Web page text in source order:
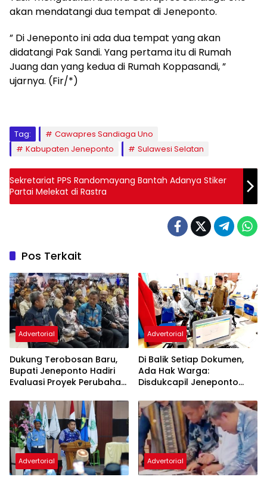
akan mendatangi dua tempat di Jeneponto.
” Di Jeneponto ini ada dua tempat yang akan
didatangi Pak Sandi. Yang pertama itu di Rumah
Juang dan yang kedua di Rumah Koppasandi, ”
ujarnya. (Fir/*)
Tag:
Cawapres Sandiaga Uno
Kabupaten Jeneponto
Sulawesi Selatan
Sekretariat PPS Randomayang Bantah Adanya Stiker
Partai Melekat di Rastra
Pos Terkait
Advertorial
Dukung Terobosan Baru,
Bupati Jeneponto Hadiri
Evaluasi Proyek Perubahan
Advertorial
Di Balik Setiap Dokumen,
Ada Hak Warga:
Disdukcapil Jeneponto
Layanan Administrasi
Kependudukan
Advertorial Advertorial